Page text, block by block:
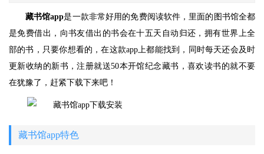
藏书馆app是一款非常好用的免费阅读软件，里面的图书馆全都
是免费借出，向书友借出的书会在十五天自动归还，拥有世界上全
部的书，只要你想看的，在这款app上都能找到，同时每天还会及时
更新收纳的新书，注册就送50本开馆纪念藏书，喜欢读书的就不要
在犹豫了，赶紧下载下来吧！
藏书馆app特色